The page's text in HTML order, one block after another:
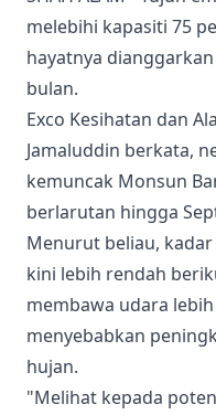
melebihi kapasiti 75
hayatnya
bulan.
Exco Kesihatan dan
Jamaluddin berkata,
kemuncak Monsun
berlarutan hingga
Menurut beliau,
kini lebih rendah
membawa udara
menyebabkan
hujan.
"Melihat kepada